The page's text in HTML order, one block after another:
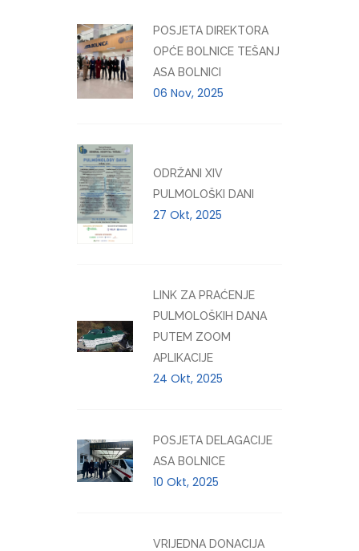
POSJETA DIREKTORA
OPĆE BOLNICE TEŠANJ
ASA BOLNICI
06 Nov, 2025
ODRŽANI XIV
PULMOLOŠKI DANI
27 Okt, 2025
LINK ZA PRAĆENJE
PULMOLOŠKIH DANA
PUTEM ZOOM
APLIKACIJE
24 Okt, 2025
POSJETA DELAGACIJE
ASA BOLNICE
10 Okt, 2025
VRIJEDNA DONACIJA